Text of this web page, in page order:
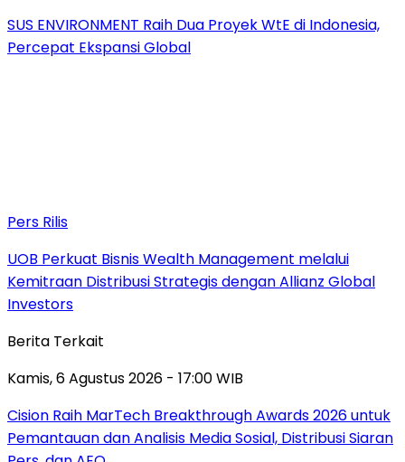
SUS ENVIRONMENT Raih Dua Proyek WtE di Indonesia,
Percepat Ekspansi Global
Pers Rilis
UOB Perkuat Bisnis Wealth Management melalui
Kemitraan Distribusi Strategis dengan Allianz Global
Investors
Berita Terkait
Kamis, 6 Agustus 2026 - 17:00 WIB
Cision Raih MarTech Breakthrough Awards 2026 untuk
Pemantauan dan Analisis Media Sosial, Distribusi Siaran